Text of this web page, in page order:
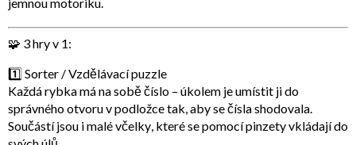
🧩 3 hry v 1:
1️⃣ Sorter / Vzdělávací puzzle
Každá rybka má na sobě číslo – úkolem je umístit ji do
správného otvoru v podložce tak, aby se čísla shodovala.
Součástí jsou i malévčelky, které se pomocí pinzety vkládají do